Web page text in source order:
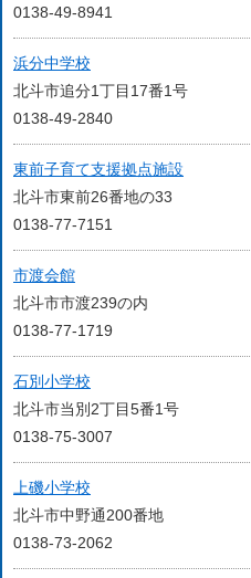
0138-49-8941
浜分中学校
北斗市追分1丁目17番1号
0138-49-2840
東前子育て支援拠点施設
北斗市東前26番地の33
0138-77-7151
市渡会館
北斗市市渡239の内
0138-77-1719
石別小学校
北斗市当別2丁目5番1号
0138-75-3007
上磯小学校
北斗市中野通200番地
0138-73-2062